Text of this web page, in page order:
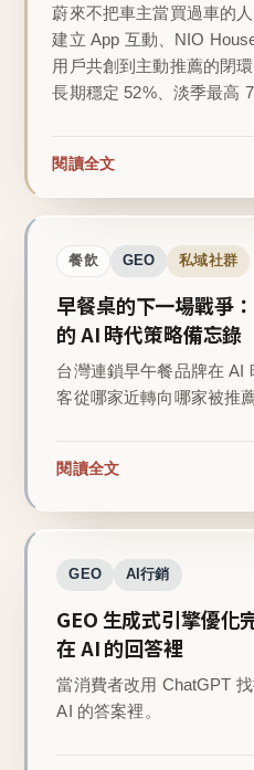
蔚來不把車主當買過車的
建立 App 互動、NIO
用戶共創到主動推薦的閉
長期穩定 52%、淡季最高
閱讀全文
餐飲 GEO 私域社群
早餐桌的下一場戰爭
的 AI 時代策略備忘錄
台灣連鎖早午餐品牌在 AI
客從哪家近轉向哪家被推薦
閱讀全文
GEO AI行銷
GEO 生成式引擎優化
在 AI 的回答裡
當消費者改用 ChatGPT
AI 的答案裡。